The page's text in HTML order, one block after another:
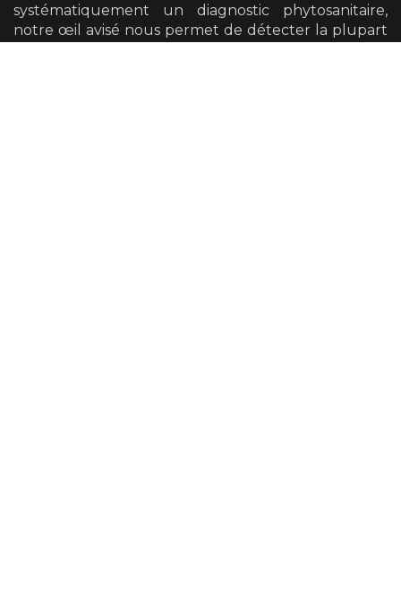
systématiquement un diagnostic phytosanitaire,
notre œil avisé nous permet de détecter la plupart